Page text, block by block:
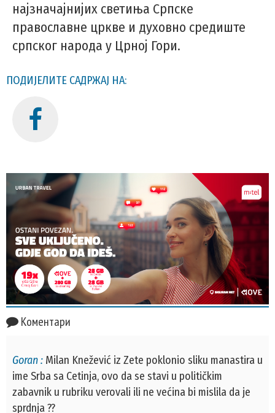
најзначајнијих светиња Српске
православне цркве и духовно средиште
српског народа у Црној Гори.
ПОДИЈЕЛИТЕ САДРЖАЈ НА:
Коментари
Goran : Milan Knežević iz Zete poklonio sliku manastira u
ime Srba sa Cetinja, ovo da se stavi u političkim
zabavnik u rubriku verovali ili ne većina bi mislila da je
sprdnja ??